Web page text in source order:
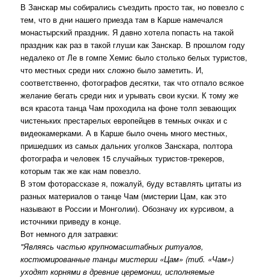
В Занскар мы собирались съездить просто так, но повезло с
тем, что в дни нашего приезда там в Карше намечался
монастырский праздник. Я давно хотела попасть на такой
праздник как раз в такой глуши как Занскар. В прошлом году
недалеко от Ле в гомпе Хемис было столько белых туристов,
что местных среди них сложно было заметить. И,
соответственно, фотографов десятки, так что отпало всякое
желание бегать среди них и урывать свои куски. К тому же
вся красота танца Чам проходила на фоне толп зевающих
чистеньких престарелых европейцев в темных очках и с
видеокамерками. А в Карше было очень много местных,
пришедших из самых дальних уголков Занскара, полтора
фотографа и человек 15 случайных туристов-трекеров,
которым так же как нам повезло.
В этом фоторассказе я, пожалуй, буду вставлять цитаты из
разных материалов о танце Чам (мистерии Цам, как это
называют в России и Монголии). Обозначу их курсивом, а
источники приведу в конце.
Вот немного для затравки:
"Являясь частью крупномасштабных ритуалов,
костюмированные танцы мистерии «Цам» (тиб. «Чам»)
уходят корнями в древние церемонии, исполняемые